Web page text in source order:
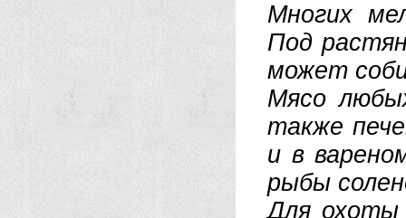
Мно­гих
Под
мо­жет
Мя­со
так­же
и в
ры­бы
Для охо­ты